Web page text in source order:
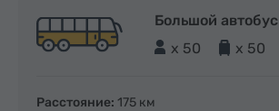
Большой автобус
x 50
x 50
Расстояние: 175 км